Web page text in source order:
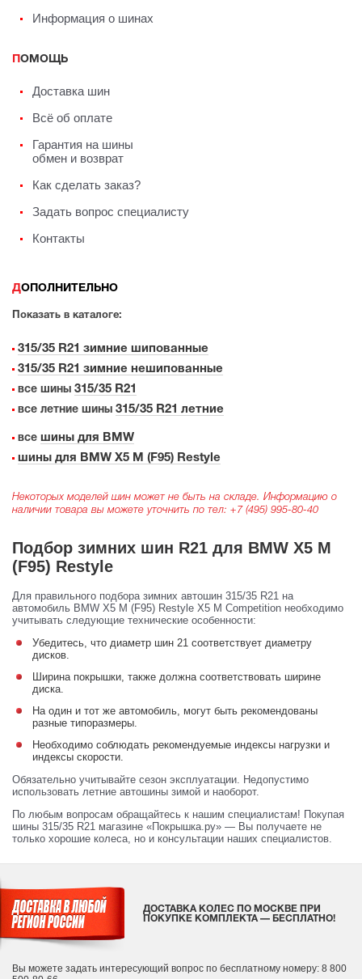
Информация о шинах
ПОМОЩЬ
Доставка шин
Всё об оплате
Гарантия на шины
обмен и возврат
Как сделать заказ?
Задать вопрос специалисту
Контакты
ДОПОЛНИТЕЛЬНО
Показать в каталоге:
315/35 R21 зимние шипованные
315/35 R21 зимние нешипованные
все шины 315/35 R21
все летние шины 315/35 R21 летние
все шины для BMW
шины для BMW X5 M (F95) Restyle
Некоторых моделей шин может не быть на складе. Информацию о
наличии товара вы можете уточнить по тел: +7 (495) 995-80-40
Подбор зимних шин R21 для BMW X5 M
(F95) Restyle
Для правильного подбора зимних автошин 315/35 R21 на
автомобиль BMW X5 M (F95) Restyle X5 M Competition необходимо
учитывать следующие технические особенности:
Убедитесь, что диаметр шин 21 соответствует диаметру
дисков.
Ширина покрышки, также должна соответствовать ширине
диска.
На один и тот же автомобиль, могут быть рекомендованы
разные типоразмеры.
Необходимо соблюдать рекомендуемые индексы нагрузки и
индексы скорости.
Обязательно учитывайте сезон эксплуатации. Недопустимо
использовать летние автошины зимой и наоборот.
По любым вопросам обращайтесь к нашим специалистам! Покупая
шины 315/35 R21 магазине «Покрышка.ру» — Вы получаете не
только хорошие колеса, но и консультации наших специалистов.
ДОСТАВКА КОЛЕС ПО МОСКВЕ ПРИ
ПОКУПКЕ КОМПЛЕКТА — БЕСПЛАТНО!
Вы можете задать интересующий вопрос по бесплатному номеру: 8 800